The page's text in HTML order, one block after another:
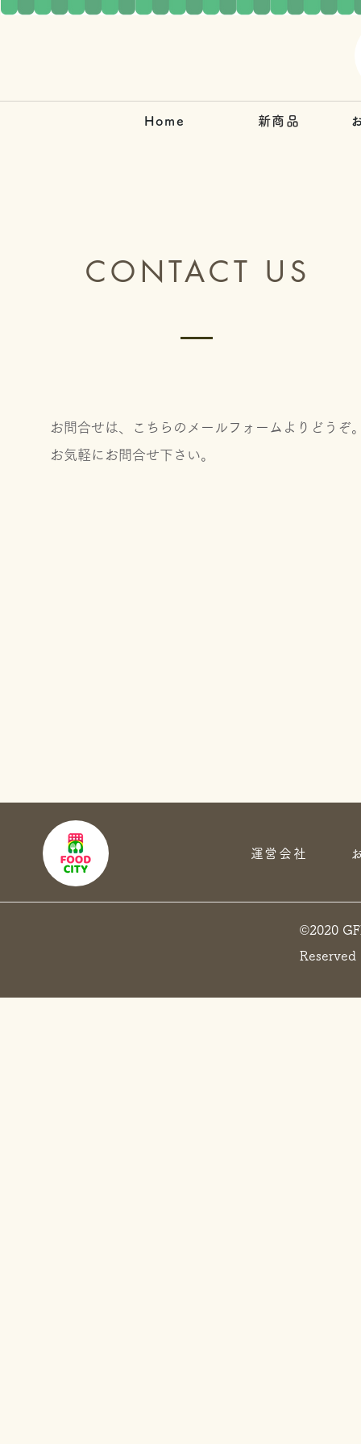
CONTACT US
お問合せは、こちらのメールフォームよりどうぞ
お気軽にお問合せ下さい。
Home 新商品
運営会社
​©️2020
Reserved